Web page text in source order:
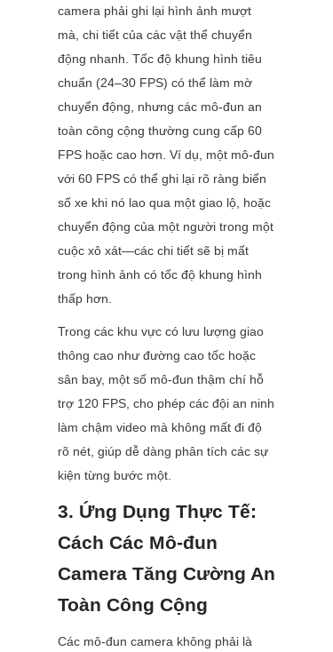
camera phải ghi lại hình ảnh mượt
mà, chi tiết của các vật thể chuyển
động nhanh. Tốc độ khung hình tiêu
chuẩn (24–30 FPS) có thể làm mờ
chuyển động, nhưng các mô-đun an
toàn công cộng thường cung cấp 60
FPS hoặc cao hơn. Ví dụ, một mô-đun
với 60 FPS có thể ghi lại rõ ràng biển
số xe khi nó lao qua một giao lộ, hoặc
chuyển động của một người trong một
cuộc xô xát—các chi tiết sẽ bị mất
trong hình ảnh có tốc độ khung hình
thấp hơn.
Trong các khu vực có lưu lượng giao
thông cao như đường cao tốc hoặc
sân bay, một số mô-đun thậm chí hỗ
trợ 120 FPS, cho phép các đội an ninh
làm chậm video mà không mất đi độ
rõ nét, giúp dễ dàng phân tích các sự
kiện từng bước một.
3. Ứng Dụng Thực Tế:
Cách Các Mô-đun
Camera Tăng Cường An
Toàn Công Cộng
Các mô-đun camera không phải là